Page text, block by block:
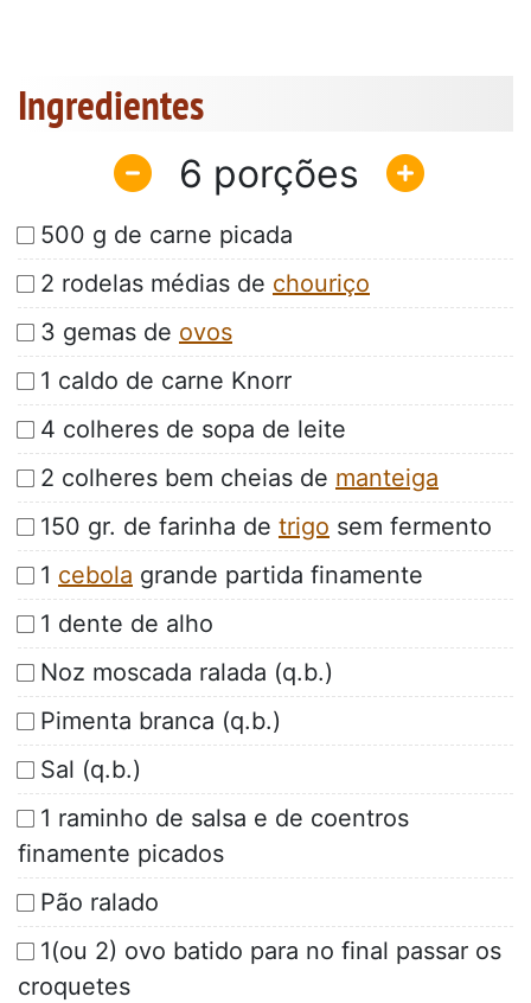
Ingredientes
6
500 g de carne picada
2 rodelas médias de chouriço
3 gemas de ovos
1 caldo de carne Knorr
4 colheres de sopa de leite
2 colheres bem cheias de manteiga
150 gr. de farinha de trigo sem fermento
1 cebola grande partida finamente
1 dente de alho
Noz moscada ralada (q.b.)
Pimenta branca (q.b.)
Sal (q.b.)
1 raminho de salsa e de coentros
finamente picados
Pão ralado
1(ou 2) ovo batido para no final passar os
croquetes